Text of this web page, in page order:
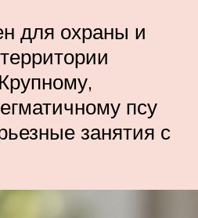
для охраны и
псу
занятия с